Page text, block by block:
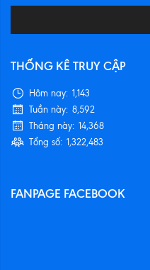
THỐNG KÊ TRUY CẬP
Hôm nay: 1,143
Tuần này: 8,592
Tháng này: 14,368
Tổng số: 1,322,483
FANPAGE FACEBOOK